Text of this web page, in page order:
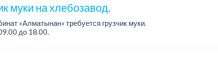
муки на хлебозавод.
«Алматынан» требуется грузчик муки.
до 18.00.